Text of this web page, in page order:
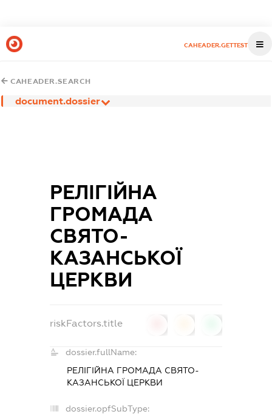
CAHEADER.GETTEST
CAHEADER.SEARCH
document.dossier
РЕЛІГІЙНА
ГРОМАДА
СВЯТО-
КАЗАНСЬКОЇ
ЦЕРКВИ
riskFactors.title
dossier.fullName:
РЕЛІГІЙНА ГРОМАДА СВЯТО-
КАЗАНСЬКОЇ ЦЕРКВИ
dossier.opfSubType: